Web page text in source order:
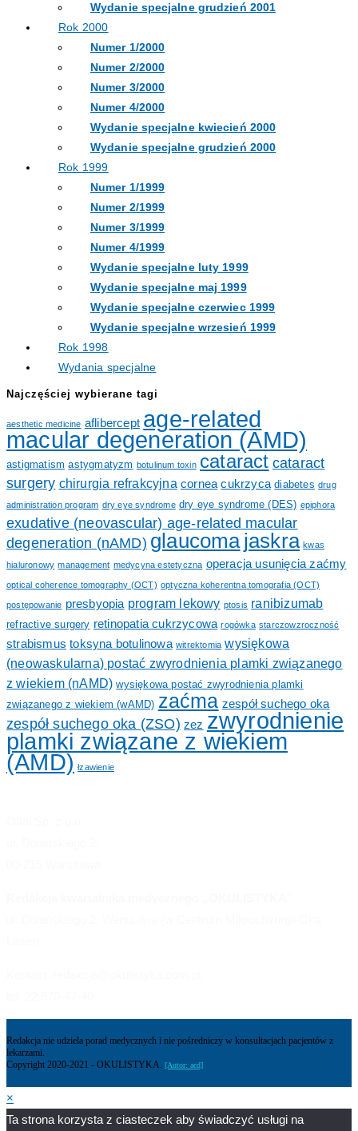
Wydanie specjalne grudzień 2001
Rok 2000
Numer 1/2000
Numer 2/2000
Numer 3/2000
Numer 4/2000
Wydanie specjalne kwiecień 2000
Wydanie specjalne grudzień 2000
Rok 1999
Numer 1/1999
Numer 2/1999
Numer 3/1999
Numer 4/1999
Wydanie specjalne luty 1999
Wydanie specjalne maj 1999
Wydanie specjalne czerwiec 1999
Wydanie specjalne wrzesień 1999
Rok 1998
Wydania specjalne
Najczęściej wybierane tagi
aesthetic medicine aflibercept age-related
macular degeneration (AMD)
astigmatism astygmatyzm botulinum toxin cataract cataract
surgery chirurgia refrakcyjna cornea cukrzyca diabetes drug
administration program dry eye syndrome dry eye syndrome (DES) epiphora
exudative (neovascular) age-related macular
degeneration (nAMD) glaucomajaskra kwas
hialuronowy management medycyna estetyczna operacja usunięcia zaćmy
optical coherence tomography (OCT) optyczna koherentna tomografia (OCT)
postępowanie presbyopia program lekowy ptosis ranibizumab
refractive surgery retinopatia cukrzycowa rogówka starczowzroczność
strabismus toksyna botulinowa witrektomia wysiękowa
(neowaskularna) postać zwyrodnienia plamki związanego
z wiekiem (nAMD) wysiękowa postać zwyrodnienia plamki
związanego z wiekiem (wAMD) zaćma zespół suchego oka
zespół suchego oka (ZSO) zez zwyrodnienie
plamki związane z wiekiem
(AMD) łzawienie
Redakcja nie udziela porad medycznych i nie pośredniczy w konsultacjach pacjentów z
lekarzami.
Copyright 2020-2021 - OKULISTYKA. [Autor: acd]
×
Ta strona korzysta z ciasteczek aby świadczyć usługi na